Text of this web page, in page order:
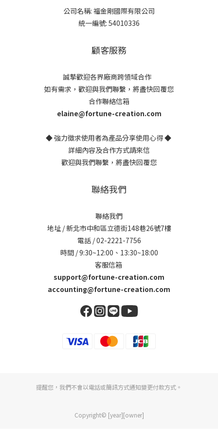
公司名稱: 福金剛國際有限公司
統一編號: 54010336
顧客服務
誠摯歡迎各界廠商跨領域合作
如有需求，歡迎與我們聯繫，將盡快回覆您
合作聯絡信箱
elaine@fortune-creation.com
◆ 強力徵求使用者為產品分享使用心得 ◆
詳細內容及合作方式請來信
歡迎與我們聯繫，將盡快回覆您
聯絡我們
聯絡我們
地址 / 新北市中和區立德街148巷26號7樓
電話 / 02-2221-7756
時間 / 9:30~12:00、13:30~18:00
客服信箱
support@fortune-creation.com
accounting@fortune-creation.com
提醒您，我們不會以電話或簡訊方式通知變更付款方式。
Copyright© [year][owner]